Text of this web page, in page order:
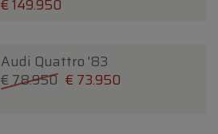
€ 149.950
Audi Quattro '83
€ 78.950 € 73.950